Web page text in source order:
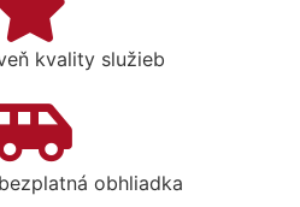
kvality služieb
obhliadka